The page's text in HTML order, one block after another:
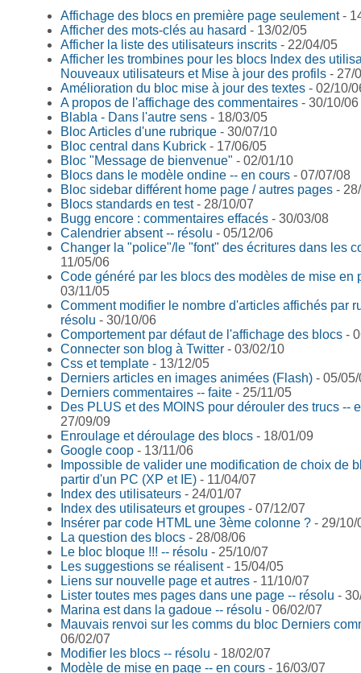
Affichage des blocs en première page seulement-
Afficher des mots-clés au hasard - 13/02/05
Afficher la liste des utilisateurs inscrits - 22/04/05
Afficher les trombines pour les blocs Index des
Nouveaux utilisateurs et Mise à jour des profils - 27/
Amélioration du bloc mise à jour des textes - 02/10/
A propos de l'affichage des commentaires - 30/10/06
Blabla - Dans l'autre sens - 18/03/05
Bloc Articles d'une rubrique - 30/07/10
Bloc central dans Kubrick - 17/06/05
Bloc "Message de bienvenue" - 02/01/10
Blocs dans le modèle ondine -- en cours - 07/07/08
Bloc sidebar différent home page / autres pages -
Blocs standards en test- 28/10/07
Bugg encore : commentaires effacés - 30/03/08
Calendrier absent -- résolu - 05/12/06
Changer la "police"/le "font" des écritures dans les
11/05/06
Code généré par les blocs des modèles de mise en
03/11/05
Comment modifier le nombre d'articles affichés par
résolu - 30/10/06
Comportement par défaut de l'affichage des blocs -
Connecter son blog à Twitter - 03/02/10
Css et template - 13/12/05
Derniers articles en images animées (Flash) - 05/
Derniers commentaires -- faite - 25/11/05
Des PLUS et des MOINS pour dérouler des trucs --
27/09/09
Enroulage et déroulage des blocs - 18/01/09
Google coop - 13/11/06
Impossible de valider une modification de choix de
partir d'un PC (XP et IE) - 11/04/07
Index des utilisateurs - 24/01/07
Index des utilisateurs et groupes - 07/12/07
Insérer par code HTML une 3ème colonne ? - 29/10/
La question des blocs - 28/08/06
Le bloc bloque !!! -- résolu - 25/10/07
Les suggestions se réalisent- 15/04/05
Liens sur nouvelle page et autres - 11/10/07
Lister toutes mes pages dans une page -- résolu -
Marina est dans la gadoue -- résolu - 06/02/07
Mauvais renvoi sur les comms du bloc Derniers
06/02/07
Modifier les blocs -- résolu - 18/02/07
Modèle de mise en page -- en cours - 16/03/07